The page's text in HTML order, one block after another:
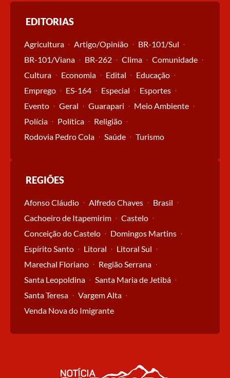
EDITORIAS
Agricultura Artigo/Opinião
BR-101/Sul
BR-101/Viana
BR-262 Clima
Comunidade
Cultura
Economia Edital
Educação
Emprego
ES-164 Especial
Esportes
Evento
Geral Guarapari
Meio Ambiente
Polícia
Política
Religião
Rodovia Pedro Cola
Saúde Turismo
REGIÕES
Afonso Cláudio Alfredo Chaves
Brasil
Cachoeiro de Itapemirim
Castelo
Conceição do Castelo
Domingos Martins
Espírito Santo
Litoral
Litoral Sul
Marechal Floriano
Região Serrana
Santa Leopoldina
Santa Maria de Jetibá
Santa Teresa
Vargem Alta
Venda Nova do Imigrante